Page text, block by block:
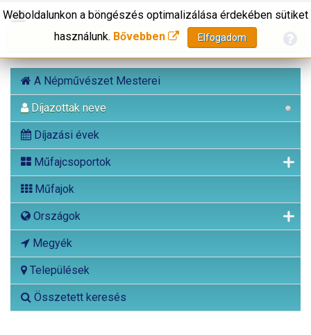
A Népművészet Mesterei
Díjazottak neve
Díjazási évek
Műfajcsoportok
Műfajok
Országok
Megyék
Települések
Összetett keresés
Weboldalunkon a böngészés optimalizálása érdekében sütiket
használunk. Bővebben Elfogadom